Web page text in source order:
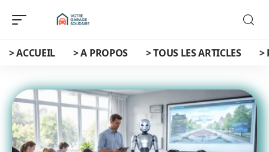
> ACCUEIL > A PROPOS > TOUS LES ARTICLES >